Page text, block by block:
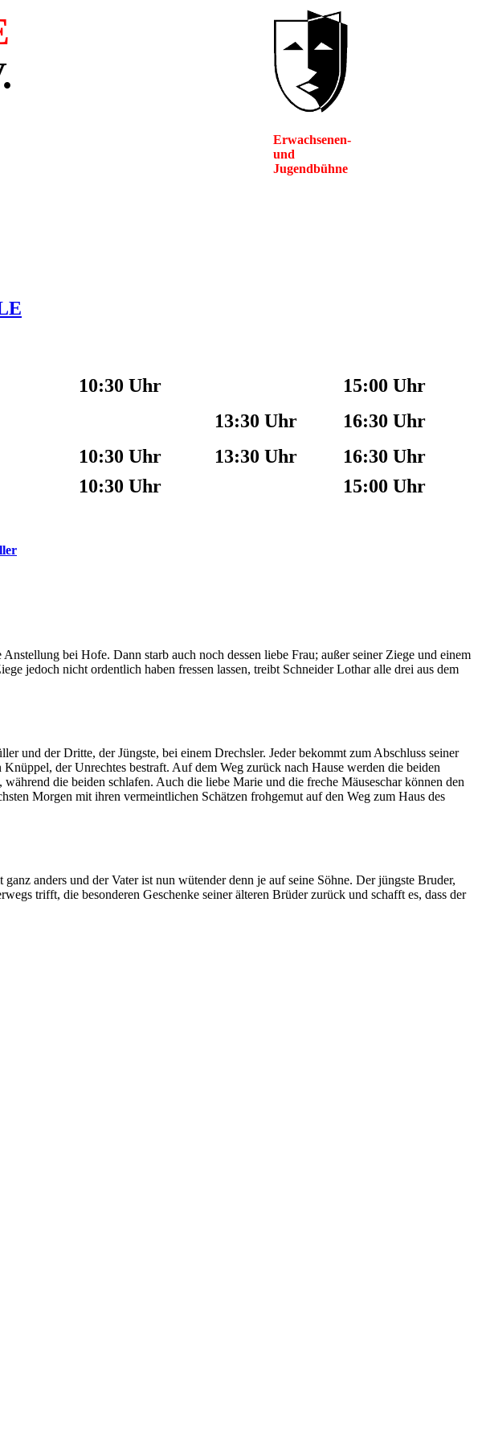
Erwachsenen-
und
Jugendbühne
10:30 Uhr
15:00 Uhr
13:30 Uhr
16:30 Uhr
10:30 Uhr 13:30 Uhr 16:30 Uhr
10:30 Uhr 15:00 Uhr
bei Hofe. Dann starb auch noch dessen liebe Frau; außer seiner Ziege und einem
jedoch nicht ordentlich haben fressen lassen, treibt Schneider Lothar alle drei aus dem
und der Dritte, der Jüngste, bei einem Drechsler. Jeder bekommt zum Abschluss seiner
der Unrechtes bestraft. Auf dem Weg zurück nach Hause werden die beiden
die beiden schlafen. Auch die liebe Marie und die freche Mäuseschar können den
Morgen mit ihren vermeintlichen Schätzen frohgemut auf den Weg zum Haus des
anders und der Vater ist nun wütender denn je auf seine Söhne. Der jüngste Bruder,
trifft, die besonderen Geschenke seiner älteren Brüder zurück und schafft es, dass der